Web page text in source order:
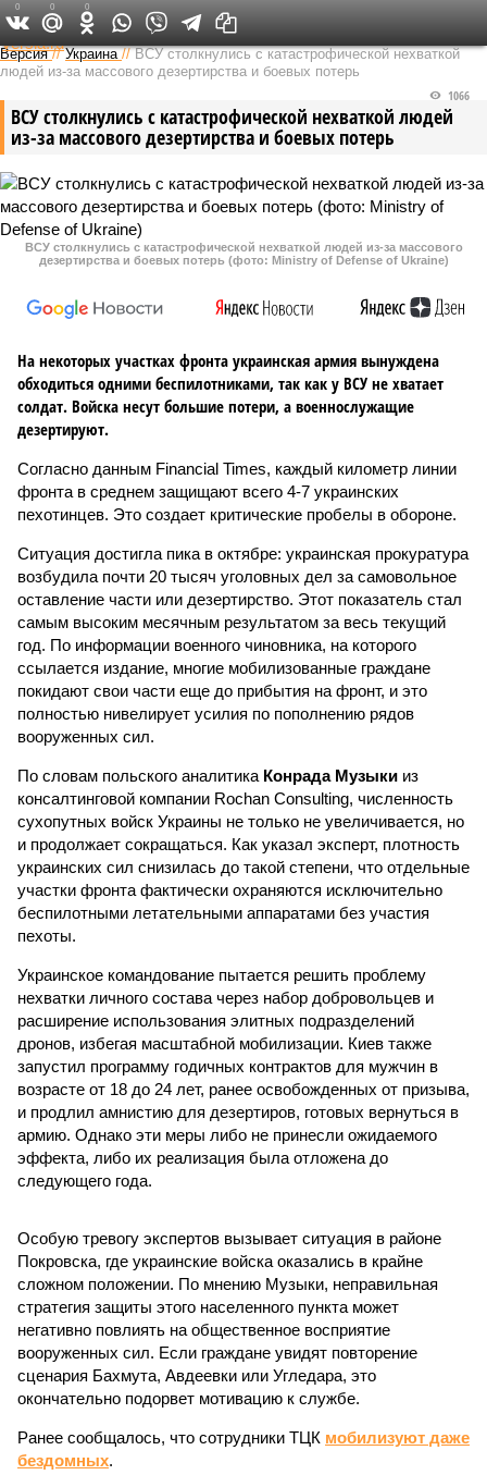
Федеральный выпуск
Версия //Украина //ВСУ столкнулись с катастрофической нехваткой
людей из-за массового дезертирства и боевых потерь
ВСУ столкнулись с катастрофической нехваткой людей
из-за массового дезертирства и боевых потерь
1066
ВСУ столкнулись с катастрофической нехваткой людей из-за массового
дезертирства и боевых потерь (фото: Ministry of Defense of Ukraine)
На некоторых участках фронта украинская армия вынуждена
обходиться одними беспилотниками, так как у ВСУ не хватает
солдат. Войска несут большие потери, а военнослужащие
дезертируют.
Согласно данным Financial Times, каждый километр линии
фронта в среднем защищают всего 4-7 украинских
пехотинцев. Это создает критические пробелы в обороне.
Ситуация достигла пика в октябре: украинская прокуратура
возбудила почти 20 тысяч уголовных дел за самовольное
оставление части или дезертирство. Этот показатель стал
самым высоким месячным результатом за весь текущий
год. По информации военного чиновника, на которого
ссылается издание, многие мобилизованные граждане
покидают свои части еще до прибытия на фронт, и это
полностью нивелирует усилия по пополнению рядов
вооруженных сил.
По словам польского аналитика Конрада Музыки из
консалтинговой компании Rochan Consulting, численность
сухопутных войск Украины не только не увеличивается, но
и продолжает сокращаться. Как указал эксперт, плотность
украинских сил снизилась до такой степени, что отдельные
участки фронта фактически охраняются исключительно
беспилотными летательными аппаратами без участия
пехоты.
Украинское командование пытается решить проблему
нехватки личного состава через набор добровольцев и
расширение использования элитных подразделений
дронов, избегая масштабной мобилизации. Киев также
запустил программу годичных контрактов для мужчин в
возрасте от 18 до 24 лет, ранее освобожденных от призыва,
и продлил амнистию для дезертиров, готовых вернуться в
армию. Однако эти меры либо не принесли ожидаемого
эффекта, либо их реализация была отложена до
следующего года.
Особую тревогу экспертов вызывает ситуация в районе
Покровска, где украинские войска оказались в крайне
сложном положении. По мнению Музыки, неправильная
стратегия защиты этого населенного пункта может
негативно повлиять на общественное восприятие
вооруженных сил. Если граждане увидят повторение
сценария Бахмута, Авдеевки или Угледара, это
окончательно подорвет мотивацию к службе.
Ранее сообщалось, что сотрудники ТЦК мобилизуют даже
бездомных.
0 0 0